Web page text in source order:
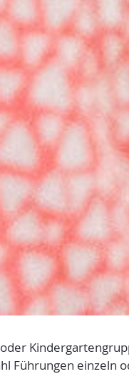
Führungen